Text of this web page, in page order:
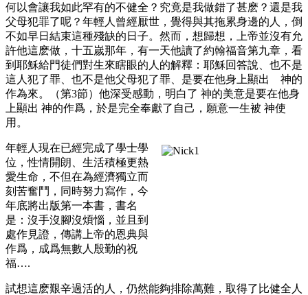
何以會讓我如此罕有的不健全？究竟是我做錯了甚麽？還是我
父母犯罪了呢？年輕人曾經厭世，覺得與其拖累身邊的人，倒
不如早日結束這種殘缺的日子。然而，想歸想，上帝並沒有允
許他這麽做，十五嵗那年，有一天他讀了約翰福音第九章，看
到耶穌給門徒們對生來瞎眼的人的解釋：耶穌回答說、也不是
這人犯了罪、也不是他父母犯了罪、是要在他身上顯出 神的
作為來。（第3節）他深受感動，明白了 神的美意是要在他身
上顯出 神的作爲，於是完全奉獻了自己，願意一生被 神使
用。
年輕人現在已經完成了學士學
位，性情開朗、生活積極更熱
愛生命，不但在為經濟獨立而
刻苦奮鬥，同時努力寫作，今
年底將出版第一本書，書名
是：沒手沒腳沒煩惱，並且到
處作見證，傳講上帝的恩典與
作爲，成爲無數人殷勤的祝
福….
試想這麽艱辛過活的人，仍然能夠排除萬難，取得了比健全人